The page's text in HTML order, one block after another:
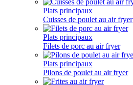
Plats principaux
Cuisses de poulet au air fryer
Plats principaux
Filets de porc au air fryer
Plats principaux
Pilons de poulet au air fryer